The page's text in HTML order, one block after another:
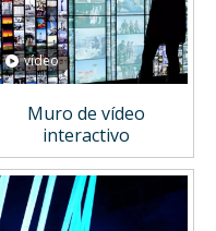
vídeo
Muro de vídeo
interactivo